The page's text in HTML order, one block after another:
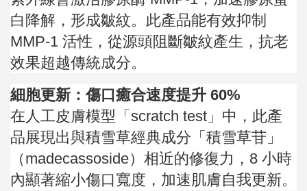
白降解，形成皺紋。此產品能有效抑制
MMP-1 活性，從源頭阻斷皺紋產生，抗老
效果超越傳統成分。
細胞更新：傷口癒合速度提升 60%
在人工皮膚模型「scratch test」中，此產
品展現出與積雪草經典成分「積雪草苷」
（madecassoside）相近的修復力，8 小時
內顯著縮小傷口寬度，加速肌膚自我更新。